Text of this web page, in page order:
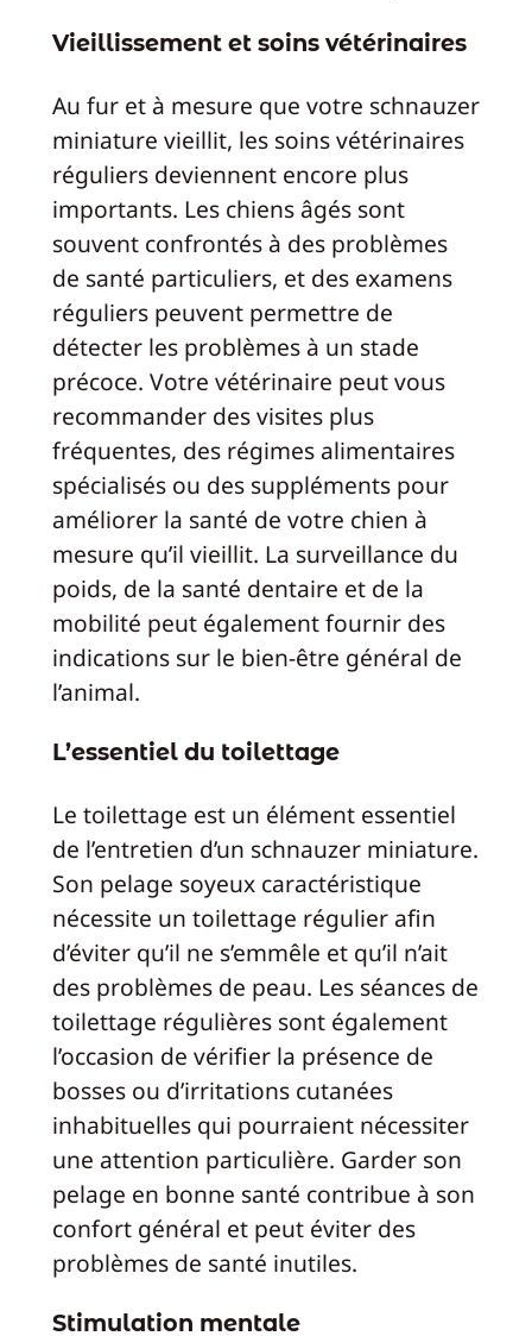
Vieillissement et soins vétérinaires
Au fur et à mesure que votre schnauzer
miniature vieillit, les soins vétérinaires
réguliers deviennent encore plus
importants. Les chiens âgés sont
souvent confrontés à des problèmes
de santé particuliers, et des examens
réguliers peuvent permettre de
détecter les problèmes à un stade
précoce. Votre vétérinaire peut vous
recommander des visites plus
fréquentes, des régimes alimentaires
spécialisés ou des suppléments pour
améliorer la santé de votre chien à
mesure qu’il vieillit. La surveillance du
poids, de la santé dentaire et de la
mobilité peut également fournir des
indications sur le bien-être général de
l’animal.
L’essentiel du toilettage
Le toilettage est un élément essentiel
de l’entretien d’un schnauzer miniature.
Son pelage soyeux caractéristique
nécessite un toilettage régulier afin
d’éviter qu’il ne s’emmêle et qu’il n’ait
des problèmes de peau. Les séances de
toilettage régulières sont également
l’occasion de vérifier la présence de
bosses ou d’irritations cutanées
inhabituelles qui pourraient nécessiter
une attention particulière. Garder son
pelage en bonne santé contribue à son
confort général et peut éviter des
problèmes de santé inutiles.
Stimulation mentale